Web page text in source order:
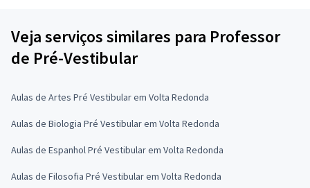
Veja serviços similares para Professor
de Pré-Vestibular
Aulas de Artes Pré Vestibular em Volta Redonda
Aulas de Biologia Pré Vestibular em Volta Redonda
Aulas de Espanhol Pré Vestibular em Volta Redonda
Aulas de Filosofia Pré Vestibular em Volta Redonda